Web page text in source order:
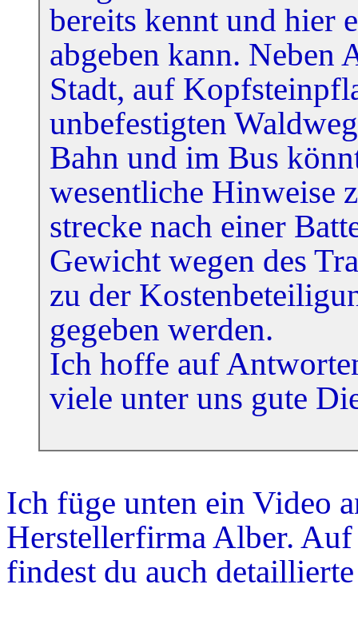
bereits kennt und hier
abgeben kann. Neben
Stadt, auf
unbefestigten
Bahn und im Bus
wesentliche Hinweise
strecke nach einer
Gewicht wegen des
zu der
gegeben werden.
Ich hoffe auf
viele unter uns gute
Ich füge unten ein Video
Herstellerfirma Alber.
findest du auch